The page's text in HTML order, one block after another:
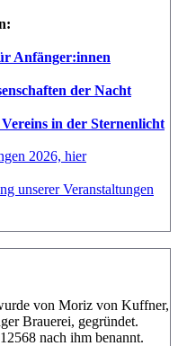
Anfänger:innen
der Nacht
in der Sternenlicht
2026, hier
unserer Veranstaltungen
von Moriz von Kuffner,
Brauerei, gegründet.
nach ihm benannt.